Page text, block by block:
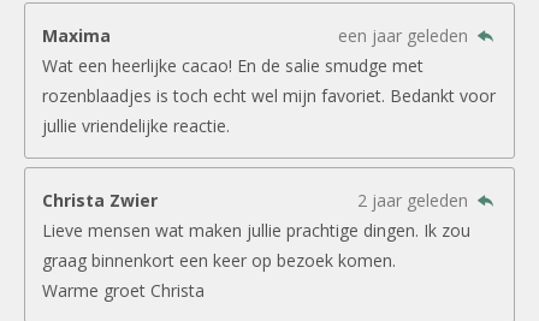
Maxima
een jaar geleden
Wat een heerlijke cacao! En de salie smudge met
rozenblaadjes is toch echt wel mijn favoriet. Bedankt voor
jullie vriendelijke reactie.
Christa Zwier
2 jaar geleden
Lieve mensen wat maken jullie prachtige dingen. Ik zou
graag binnenkort een keer op bezoek komen.
Warme groet Christa